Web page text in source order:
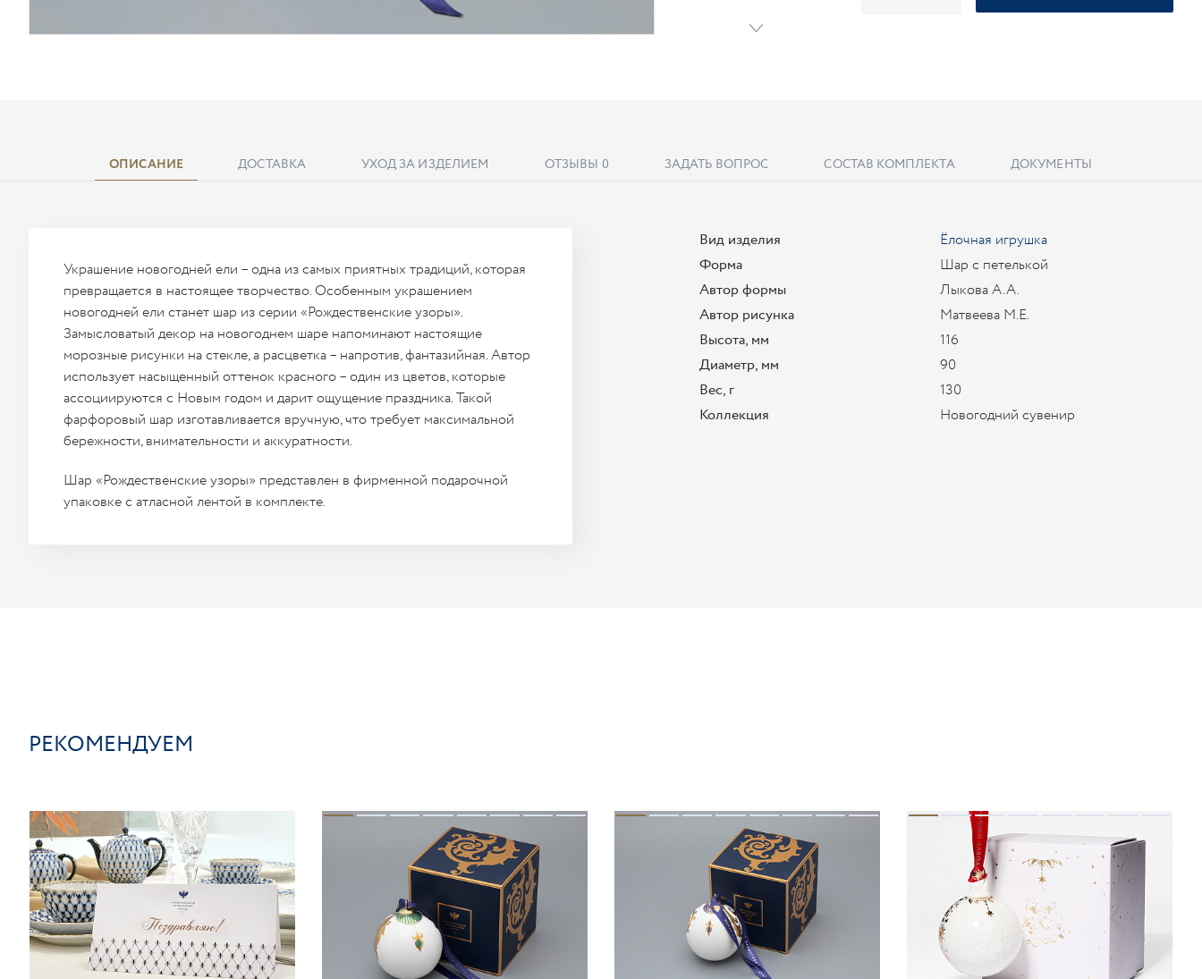
ОПИСАНИЕ ДОСТАВКА УХОД ЗА ИЗДЕЛИЕМ ОТЗЫВЫ 0 ЗАДАТЬ ВОПРОС СОСТАВ КОМПЛЕКТА ДОКУМЕНТЫ
Украшение новогодней ели – одна из самых приятных традиций, которая
превращается в настоящее творчество. Особенным украшением
новогодней ели станет шар из серии «Рождественские узоры».
Замысловатый декор на новогоднем шаре напоминают настоящие
морозные рисунки на стекле, а расцветка – напротив, фантазийная. Автор
использует насыщенный оттенок красного – один из цветов, которые
ассоциируются с Новым годом и дарит ощущение праздника. Такой
фарфоровый шар изготавливается вручную, что требует максимальной
бережности, внимательности и аккуратности.
Шар «Рождественские узоры» представлен в фирменной подарочной
упаковке с атласной лентой в комплекте.
Вид изделия
Ёлочная игрушка
Форма
Шар с петелькой
Автор формы
Лыкова А.А.
Автор рисунка
Матвеева М.Е.
Высота, мм
116
Диаметр, мм
90
Вес, г
130
Коллекция
Новогодний сувенир
РЕКОМЕНДУЕМ